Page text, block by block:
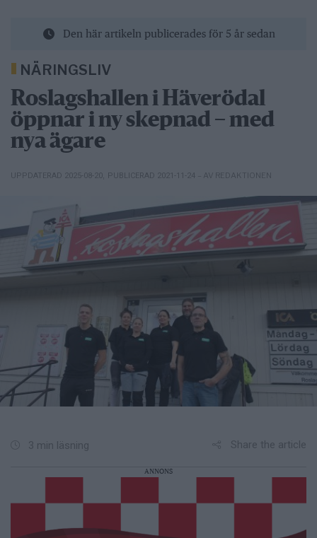
Den här artikeln publicerades för 5 år sedan
NÄRINGSLIV
Roslagshallen i Häverödal
öppnar i ny skepnad – med
nya ägare
UPPDATERAD 2025-08-20 PUBLICERAD 2021-11-24 – AV REDAKTIONEN
3 min läsning Share the article
ANNONS